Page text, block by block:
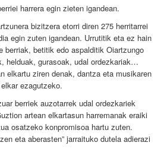
harrera egin zieten igandean.
bizitzera etorri diren 275 herritarrei
egin zuten igandean. Urrutitik eta ez hain
berriak, betitik edo aspalditik Oiartzungo
helduak, gurasoak, udal ordezkariak…
elkartu ziren denak, dantza eta musikaren
ezagutzeko.
berriek auzotarrek udal ordezkariek
artean elkartasun harremanak eraiki
osatzeko konpromisoa hartu zuten.
eta aberasten” jarraituko dutela adierazi